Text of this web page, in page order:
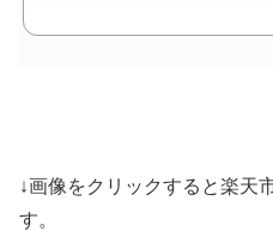
↓画像をクリックすると楽天
す。